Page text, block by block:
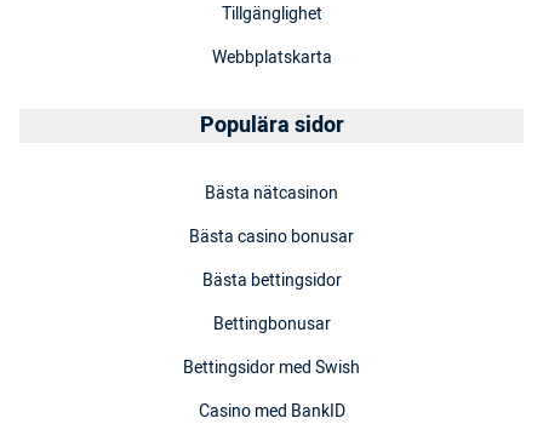
Tillgänglighet
Webbplatskarta
Populära sidor
Bästa nätcasinon
Bästa casino bonusar
Bästa bettingsidor
Bettingbonusar
Bettingsidor med Swish
Casino med BankID